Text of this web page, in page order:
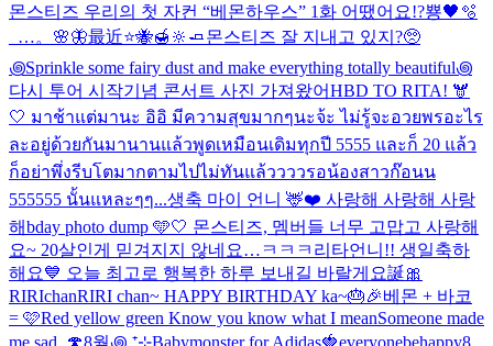
몬스티즈 우리의 첫 자컨 “베몬하우스” 1화 어땠어요!?뿅🖤 🫧
_…。🌸🦋最近⭐️🐝🍯🔆🧈몬스티즈 잘 지내고 있지?🥺
꩜Sprinkle some fairy dust and make everything totally beautiful꩜
다시 투어 시작기념 콘서트 사진 가져왔어HBD TO RITA! 🫎
🤍 มาช้าแต่มานะ อิอิ มีความสุขมากๆนะจ้ะ ไม่รู้จะอวยพรอะไร
ละอยู่ด้วยกันมานานแล้วพูดเหมือนเดิมทุกปี 5555 และก็ 20 แล้ว
ก็อย่าพึ่งรีบโตมากตามไปไม่ทันแล้ววววรอน้องสาวก๊อนน
555555 นั้นแหละๆๆ...생축 마이 언니 🦌❤️ 사랑해 사랑해 사랑
해bday photo dump 🩵🤍 몬스티즈, 멤버들 너무 고맙고 사랑해
요~ 20살인게 믿겨지지 않네요…ㅋㅋㅋ 리타언니!! 생일축하
해요💙 오늘 최고로 행복한 하루 보내길 바랄게요誕🎀
RIRIchanRIRI chan~ HAPPY BIRTHDAY ka~🎂🎉베몬 + 바코
= 🩷Red yellow green Know you know what I meanSomeone made
me sad..🍄8월꩜₊⁺⊹Babymonster for Adidas🍓everyonebehappy8